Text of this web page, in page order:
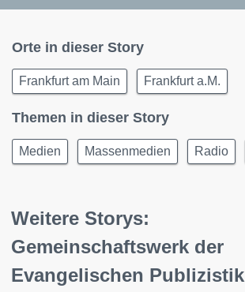
Orte in dieser Story
Frankfurt am Main Frankfurt a.M.
Themen in dieser Story
Medien Massenmedien Radio
Weitere Storys:
Gemeinschaftswerk der
Evangelischen Publizistik